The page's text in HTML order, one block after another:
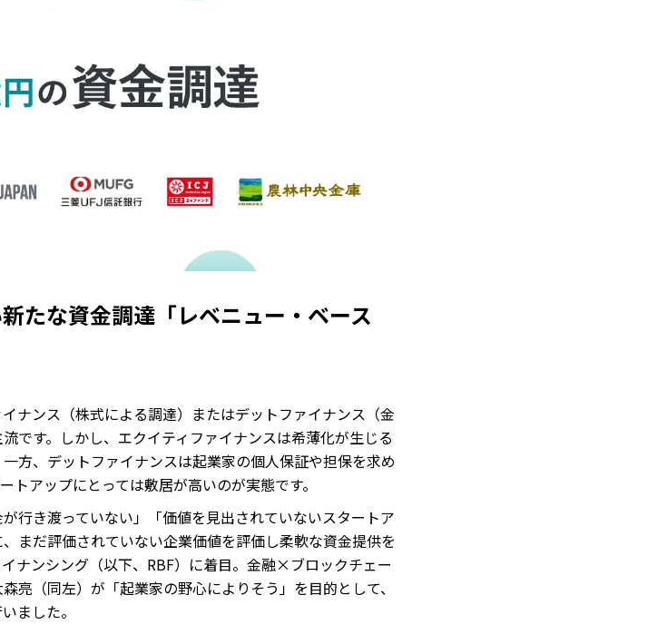
たな資金調達「レベニュー・ベース
ナンス（株式による調達）またはデットファイナンス（金
です。しかし、エクイティファイナンスは希薄化が生じる
方、デットファイナンスは起業家の個人保証や担保を求め
トアップにとっては敷居が高いのが実態です。
行き渡っていない」「価値を見出されていないスタートア
まだ評価されていない企業価値を評価し柔軟な資金提供を
ナンシング（以下、RBF）に着目。金融×ブロックチェー
亮（同左）が「起業家の野心によりそう」を目的として、
ました。